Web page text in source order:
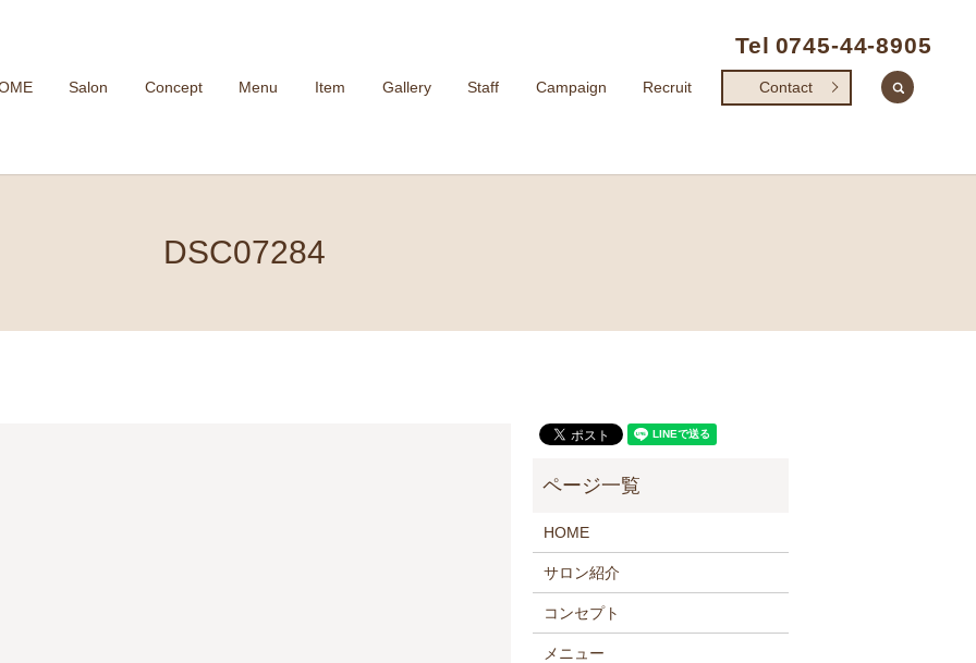
Tel 0745-44-8905
Salon Concept Menu Item Gallery Staff Campaign Recruit Contact search
DSC07284
HOME
サロン紹介
コンセプト
メニュー